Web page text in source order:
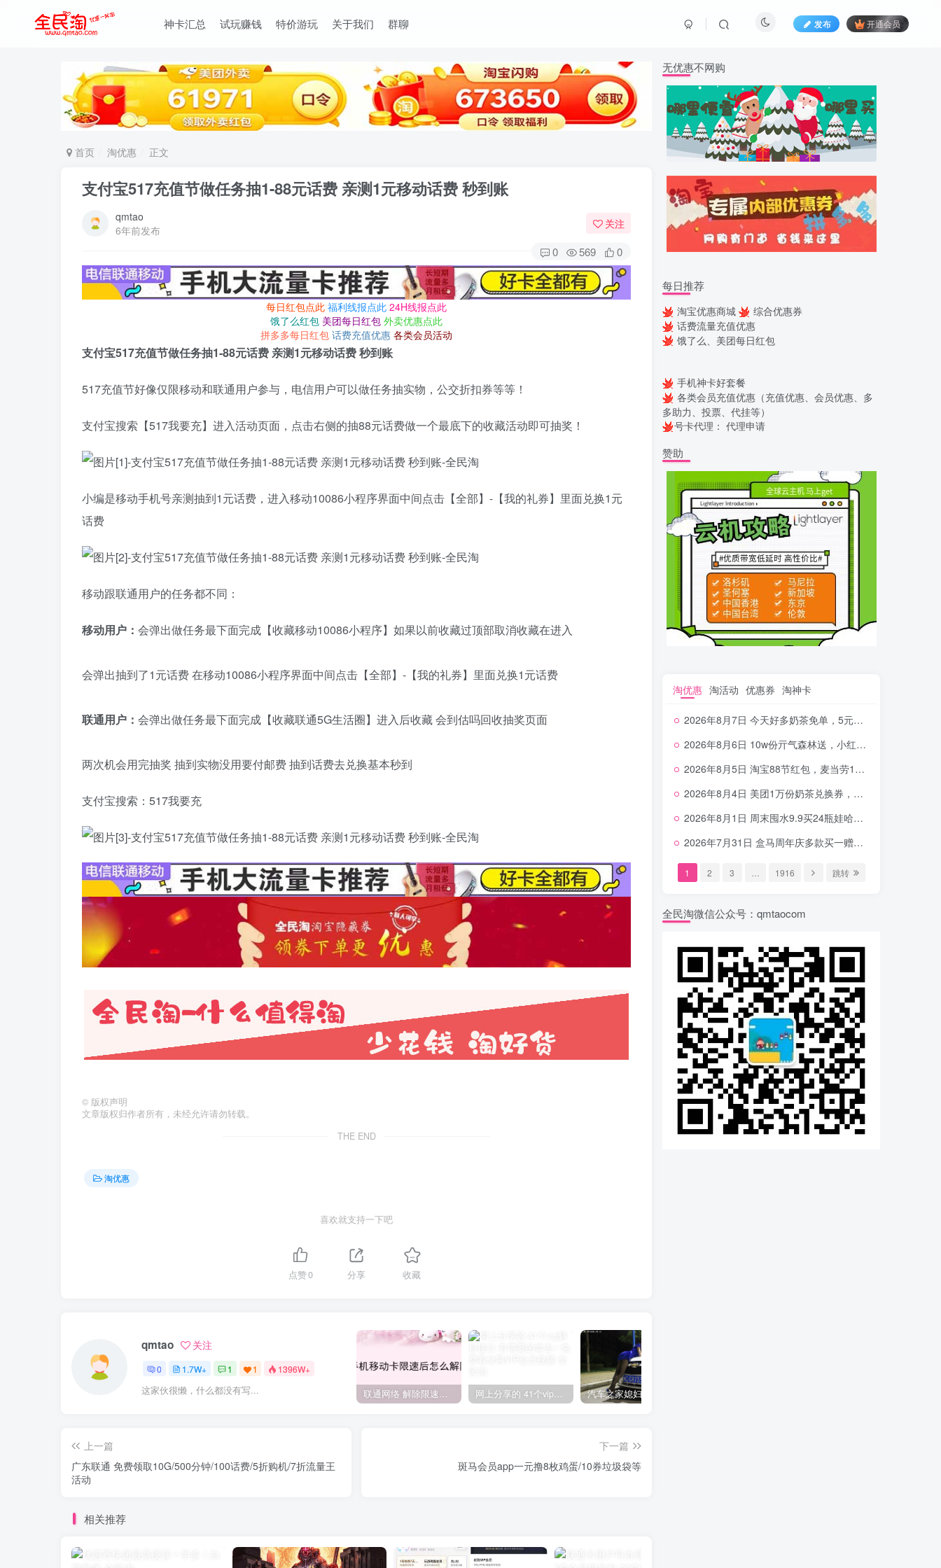
神卡汇总 试玩赚钱 特价游玩 关于我们 群聊 发布 开通会员
首页 淘优惠 正文
支付宝517充值节做任务抽1-88元话费 亲测1元移动话费 秒到账
qmtao
6年前发布
关注
0 569 0
每日红包点此 福利线报点此 24H线报点此
饿了么红包 美团每日红包 外卖优惠点此
拼多多每日红包 话费充值优惠 各类会员活动
支付宝517充值节做任务抽1-88元话费 亲测1元移动话费 秒到账
517充值节好像仅限移动和联通用户参与，电信用户可以做任务抽实物，公交折扣券等等！
支付宝搜索【517我要充】进入活动页面，点击右侧的抽88元话费做一个最底下的收藏活动即可抽奖！
小编是移动手机号亲测抽到1元话费，进入移动10086小程序界面中间点击【全部】-【我的礼券】里面兑换1元
话费
移动跟联通用户的任务都不同：
移动用户： 会弹出做任务最下面完成【收藏移动10086小程序】如果以前收藏过顶部取消收藏在进入
会弹出抽到了1元话费 在移动10086小程序界面中间点击【全部】-【我的礼券】里面兑换1元话费
联通用户： 会弹出做任务最下面完成【收藏联通5G生活圈】进入后收藏 会到估吗回收抽奖页面
两次机会用完抽奖 抽到实物没用要付邮费 抽到话费去兑换基本秒到
支付宝搜索：517我要充
© 版权声明
文章版权归作者所有，未经允许请勿转载。
THE END
淘优惠
喜欢就支持一下吧
点赞0 分享 收藏
qmtao 关注
0 1.7W+ 1 1 1396W+
这家伙很懒，什么都没有写... 联通网络 解除限速方法参考！畅享、畅玩、老白干等及其它地区自测了 网上分享的 41个vip解析接口 有需要的拿去~ 免费看全网VIP会员视频
上一篇
广东联通 免费领取10G/500分钟/100话费/5折购机/7折流量王
活动
下一篇
斑马会员app一元撸8枚鸡蛋/10券垃圾袋等
相关推荐
无优惠不网购
每日推荐
淘宝优惠商城
综合优惠券
话费流量充值优惠
饿了么、美团每日红包
手机神卡好套餐
各类会员充值优惠（充值优惠、会员优惠、多
多助力、投票、代挂等）
号卡代理： 代理申请
赞助
淘优惠 淘活动 优惠券 淘神卡
2026年8月7日 今天好多奶茶免单，5元农行省钱卡，京东抢0.01沪上，邮储5.88元等
2026年8月6日 10w份亓气森林送，小红书12元无门槛，中行电费30-10，0元柠檬水+0撸汉堡等
2026年8月5日 淘宝88节红包，麦当劳150万份柠檬水，三万份瑞幸免单，霸王9万份0.01券等
2026年8月4日 美团1万份奶茶兑换券，农行5E卡，中行支付超给利，美团领18个冰激凌，小米每天领2-6元等等
2026年8月1日 周末囤水9.9买24瓶娃哈哈，建行100元京东券，移动5元话费，麦当劳甜筒，交行立减金等
2026年7月31日 盒马周年庆多款买一赠一，饿了么拆红包，建行30立减金，农行领10元刷卡金等
1 2 3 1916 跳转
全民淘微信公众号：qmtaocom